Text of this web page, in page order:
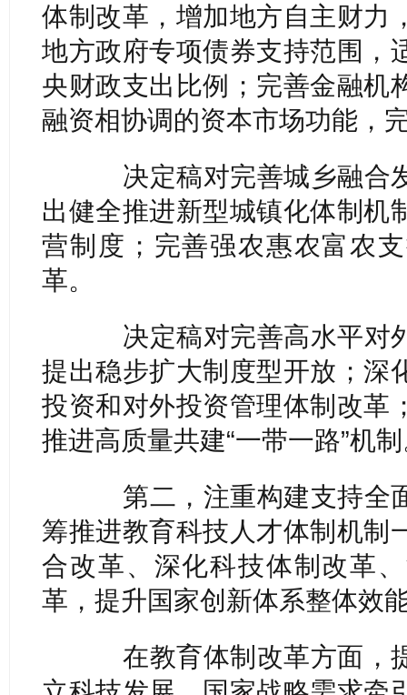
体制改革，增加地方自主财力
地方政府专项债券支持范围，
央财政支出比例；完善金融机
融资相协调的资本市场功能，
决定稿对完善城乡融合
出健全推进新型城镇化体制机
营制度；完善强农惠农富农
革。
决定稿对完善高水平对
提出稳步扩大制度型开放；深
投资和对外投资管理体制改革
推进高质量共建“一带一路”机
第二，注重构建支持全
筹推进教育科技人才体制机制
合改革、深化科技体制改革
革，提升国家创新体系整体效
在教育体制改革方面，